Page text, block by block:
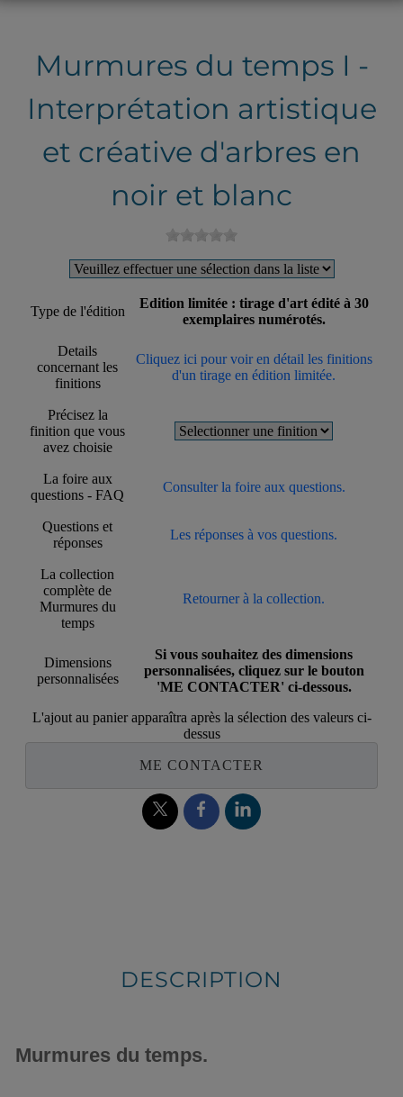
Murmures du temps I -
Interprétation artistique
et créative d'arbres en
noir et blanc
Type de l'édition
Edition limitée : tirage d'art édité à 30
exemplaires numérotés.
Details
concernant les
finitions
Cliquez ici pour voir en détail les finitions
d'un tirage en édition limitée.
Précisez la
finition que vous
avez choisie
La foire aux
questions - FAQ
Consulter la foire aux questions.
Questions et
réponses
Les réponses à vos questions.
La collection
complète de
Murmures du
temps
Retourner à la collection.
Dimensions
personnalisées
Si vous souhaitez des dimensions
personnalisées, cliquez sur le bouton
'ME CONTACTER' ci-dessous.
L'ajout au panier apparaîtra après la sélection des valeurs ci-
dessus
ME CONTACTER
DESCRIPTION
Murmures du temps.